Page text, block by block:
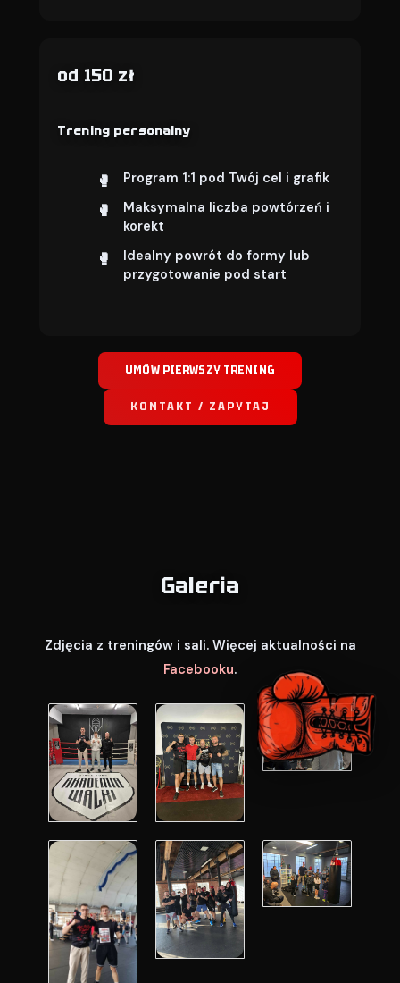
od 150 zł
Trening personalny
Program 1:1 pod Twój cel i grafik
Maksymalna liczba powtórzeń i
korekt
Idealny powrót do formy lub
przygotowanie pod start
UMÓW PIERWSZY TRENING
KONTAKT / ZAPYTAJ
Galeria
Zdjęcia z treningów i sali. Więcej aktualności na
Facebooku.